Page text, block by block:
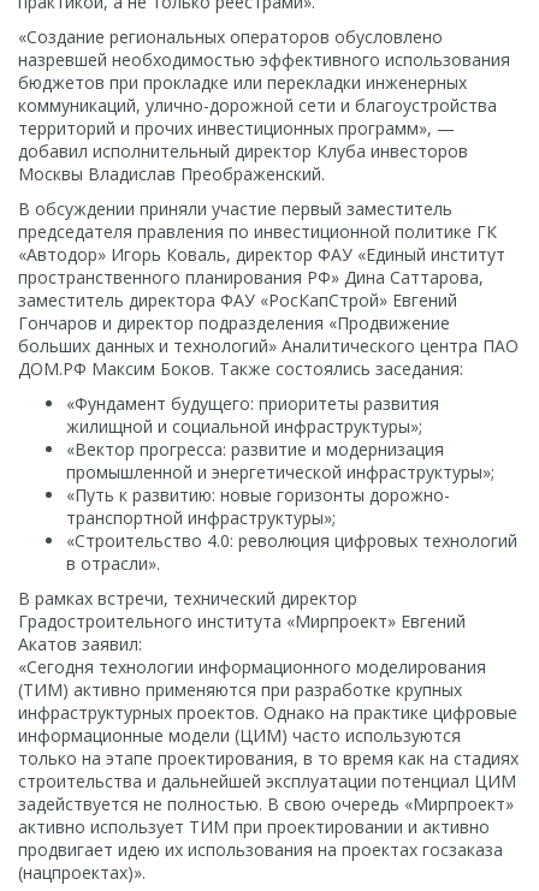
«Создание региональных операторов обусловлено
назревшей необходимостью эффективного использования
бюджетов при прокладке или перекладки инженерных
коммуникаций, улично-дорожной сети и благоустройства
территорий и прочих инвестиционных программ», —
добавил исполнительный директор Клуба инвесторов
Москвы Владислав Преображенский.
В обсуждении приняли участие первый заместитель
председателя правления по инвестиционной политике ГК
«Автодор» Игорь Коваль, директор ФАУ «Единый институт
пространственного планирования РФ» Дина Саттарова,
заместитель директора ФАУ «РосКапСтрой» Евгений
Гончаров и директор подразделения «Продвижение
больших данных и технологий» Аналитического центра ПАО
ДОМ.РФ Максим Боков. Также состоялись заседания:
«Фундамент будущего: приоритеты развития
жилищной и социальной инфраструктуры»;
«Вектор прогресса: развитие и модернизация
промышленной и энергетической инфраструктуры»;
«Путь к развитию: новые горизонты дорожно-
транспортной инфраструктуры»;
«Строительство 4.0: революция цифровых технологий
в отрасли».
В рамках встречи, технический директор
Градостроительного института «Мирпроект» Евгений
Акатов заявил:
«Сегодня технологии информационного моделирования
(ТИМ) активно применяются при разработке крупных
инфраструктурных проектов. Однако на практике цифровые
информационные модели (ЦИМ) часто используются
только на этапе проектирования, в то время как на стадиях
строительства и дальнейшей эксплуатации потенциал ЦИМ
задействуется не полностью. В свою очередь «Мирпроект»
активно использует ТИМ при проектировании и активно
продвигает идею их использования на проектах госзаказа
(нацпроектах)».